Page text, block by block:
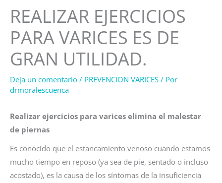
REALIZAR EJERCICIOS
PARA VARICES ES DE
GRAN UTILIDAD.
Deja un comentario / PREVENCION VARICES / Por
drmoralescuenca
Realizar ejercicios para varices elimina el malestar
de piernas
Es conocido que el estancamiento venoso cuando estamos
mucho tiempo en reposo (ya sea de pie, sentado o incluso
acostado), es la causa de los síntomas de la insuficiencia